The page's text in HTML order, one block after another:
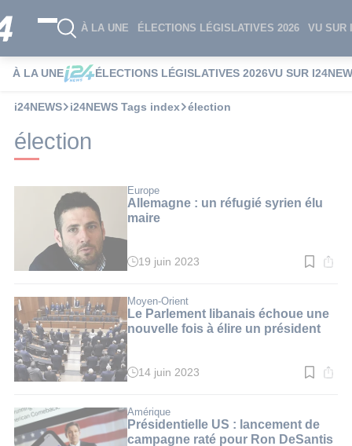
À LA UNE ÉLECTIONS LÉGISLATIVES 2026 VU SUR
À LA UNE ÉLECTIONS LÉGISLATIVES 2026VU SUR
i24NEWS i24NEWS Tags index élection
élection
Europe
Allemagne : un réfugié syrien élu
maire
Temps
:
2
min.
19 juin 2023
Moyen-Orient
Le Parlement libanais échoue une
nouvelle fois à élire un président
Temps
:
3
min.
14 juin 2023
Amérique
Présidentielle US : lancement de
campagne raté pour Ron DeSantis